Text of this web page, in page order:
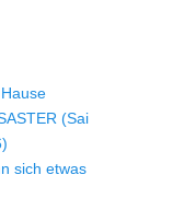
(Sai
sich etwas